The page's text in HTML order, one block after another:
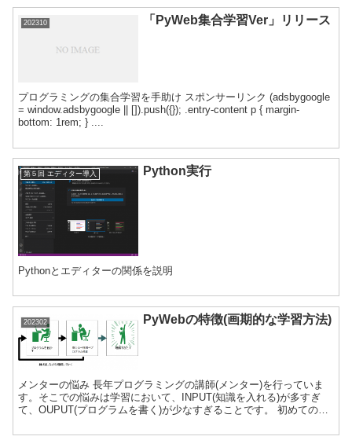
202310 「PyWeb集合学習Ver」リリース
プログラミングの集合学習を手助け スポンサーリンク (adsbygoogle
= window.adsbygoogle || []).push({}); .entry-content p { margin-
bottom: 1rem; } ....
第５回 エディター導入 Python実行
Pythonとエディターの関係を説明
202302 PyWebの特徴(画期的な学習方法)
メンターの悩み 長年プログラミングの講師(メンター)を行っていま
す。そこでの悩みは学習において、INPUT(知識を入れる)が多すぎ
て、OUPUT(プログラムを書く)が少なすぎることです。 初めての学